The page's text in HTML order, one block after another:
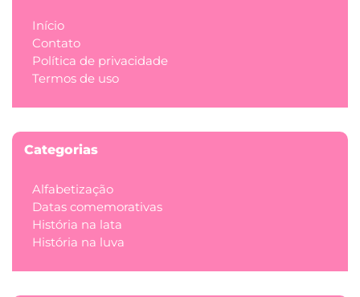
Início
Contato
Política de privacidade
Termos de uso
Categorias
Alfabetização
Datas comemorativas
História na lata
História na luva